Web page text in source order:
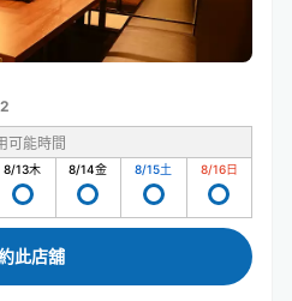
2
可能時間
8/13木 8/14金 8/15土 8/16日
此店舖